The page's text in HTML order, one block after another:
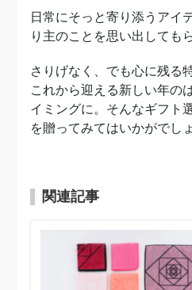
日常にそっと寄り添うアイ
り主のことを思い出しても
さりげなく、でも心に残る
これから迎える新しい年の
イミングに。そんなギフト
を贈ってみてはいかがでし
関連記事